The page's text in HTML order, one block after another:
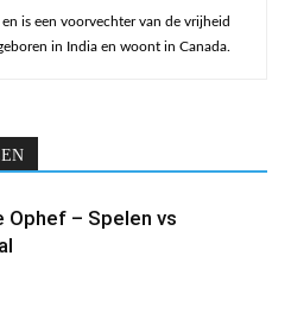
is een voorvechter van de vrijheid
in India en woont in Canada.
Ophef – Spelen vs